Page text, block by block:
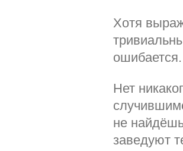
Хотя
ошибается.
Нет
не
заведуют